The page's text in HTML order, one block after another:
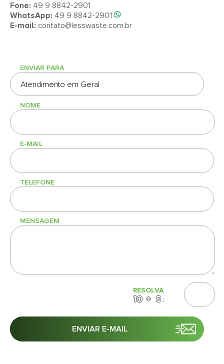
Fone: 49 9 8842-2901
WhatsApp: 49 9 8842-2901
E-mail: contato@lesswaste.com.br
ENVIAR PARA
NOME
E-MAIL
TELEFONE
MENSAGEM
RESOLVA
: